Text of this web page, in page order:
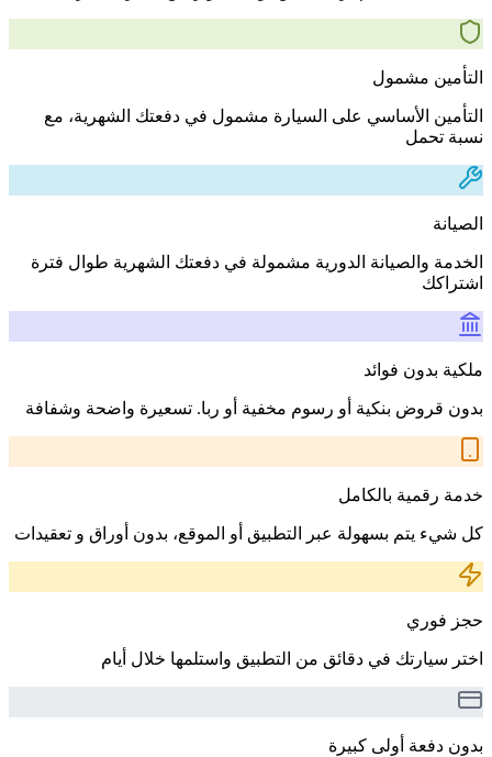
التأمين مشمول
التأمين الأساسي على السيارة مشمول في دفعتك الشهرية، مع
نسبة تحمل
الصيانة
الخدمة والصيانة الدورية مشمولة في دفعتك الشهرية طوال فترة
اشتراكك
ملكية بدون فوائد
بدون قروض بنكية أو رسوم مخفية أو ربا. تسعيرة واضحة وشفافة
خدمة رقمية بالكامل
كل شيء يتم بسهولة عبر التطبيق أو الموقع، بدون أوراق و تعقيدات
حجز فوري
اختر سيارتك في دقائق من التطبيق واستلمها خلال أيام
بدون دفعة أولى كبيرة